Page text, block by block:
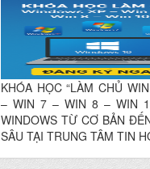
PowerPoint ứng dụng thực
viên làm việc nhanh hơn,
hơn và chuyên nghiệp hơn
đáp ứng đúng yêu cầu
hiện nay.
KHÓA HỌC “LÀM CHỦ
– WIN 7 – WIN 8 – WIN
WINDOWS TỪ CƠ BẢN
SÂU TẠI TRUNG TÂM TIN